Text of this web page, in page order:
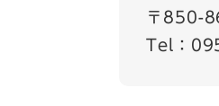
〒850-
Tel：